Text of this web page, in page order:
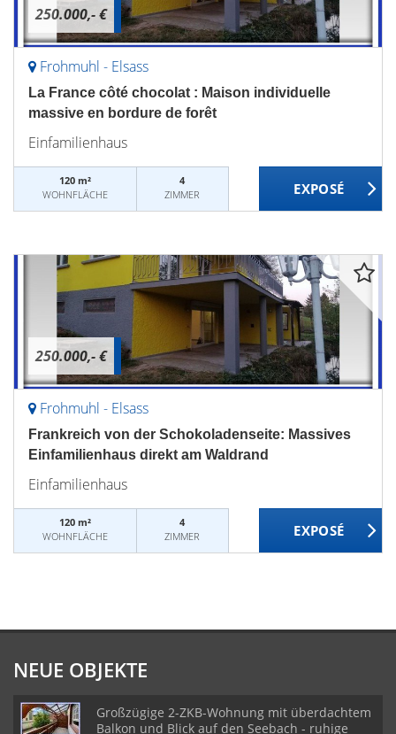
250.000,- €
Frohmuhl - Elsass
La France côté chocolat : Maison individuelle
massive en bordure de forêt
Einfamilienhaus
120 m²
WOHNFLÄCHE
4
ZIMMER
250.000,- €
Frohmuhl - Elsass
Frankreich von der Schokoladenseite: Massives
Einfamilienhaus direkt am Waldrand
Einfamilienhaus
120 m²
WOHNFLÄCHE
4
ZIMMER
NEUE OBJEKTE
Großzügige 2-ZKB-Wohnung mit überdachtem
Balkon und Blick auf den Seebach - ruhige